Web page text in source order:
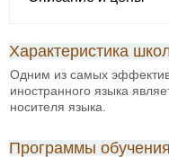
Характеристика
Одним из самых
иностранного языка
носителя языка.
Программы обучения